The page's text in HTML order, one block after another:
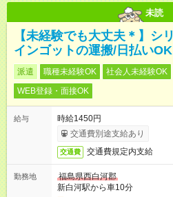
未読
【未経験でも大丈夫＊】シ
インゴットの運搬/日払いOK
派遣 職種未経験OK 社会人未経験OK
WEB登録・面接OK
給与
時給1450円
交通費別途支給あり
交通費 交通費規定内支給
勤務地
福島県西白河郡
新白河駅から車10分